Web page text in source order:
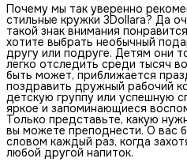
Почему мы так уверенно
стильные кружки 3Dollara? Да
такой знак внимания
хотите выбрать необычный
другу или подруге. Детям они
легко отследить среди тысяч
быть может, приближается
поздравить дружный рабочий
детскую группу или успешную
яркое и запоминающиеся
Только представьте, какую
вы можете преподнести. О вас
словом каждый раз, когда
любой другой напиток.